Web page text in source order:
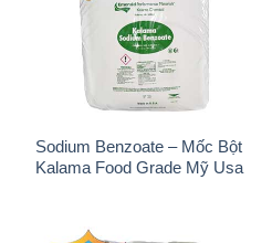
Sodium Benzoate – Mốc Bột
Kalama Food Grade Mỹ Usa